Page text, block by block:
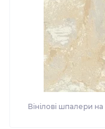
Вінілові шпалери